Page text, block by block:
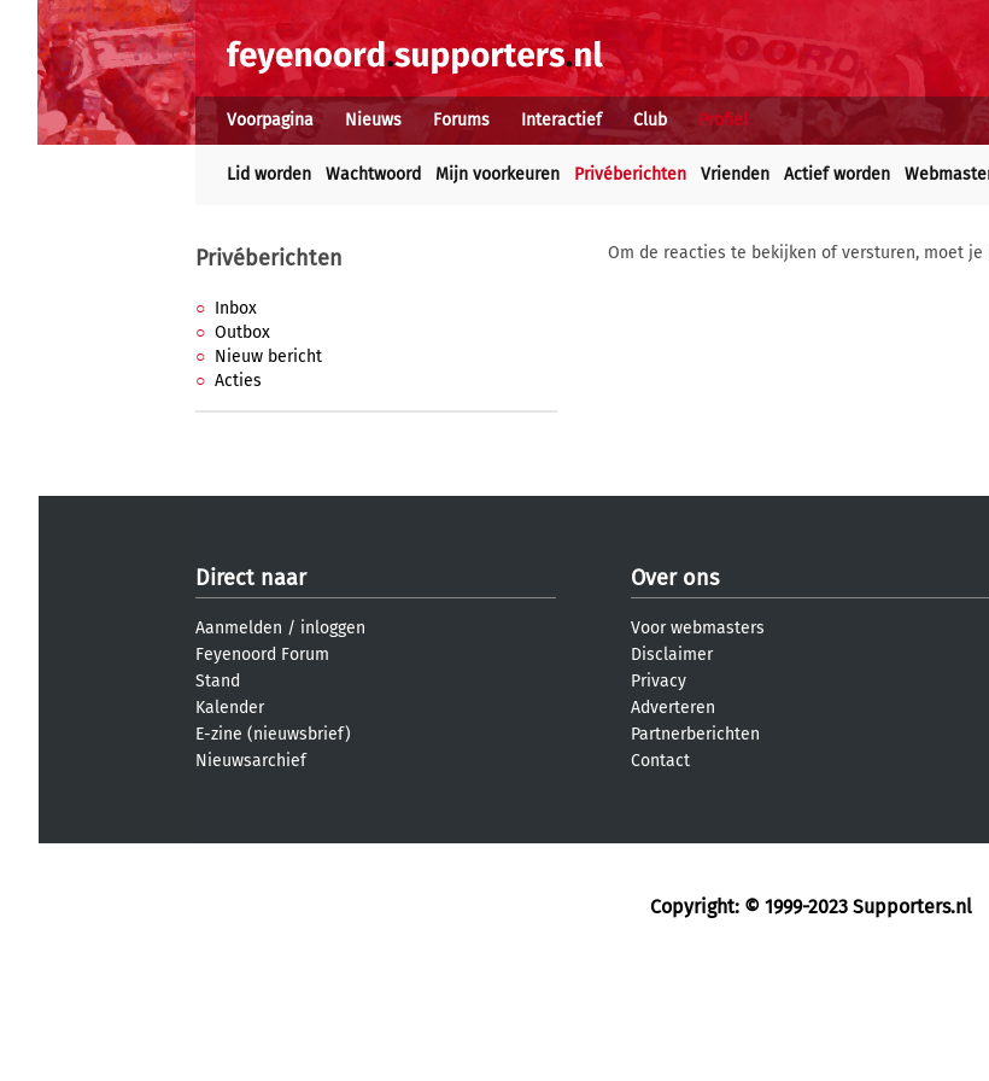
Voorpagina Nieuws Forums Interactief Club Profiel
Lid worden Wachtwoord Mijn voorkeuren Privéberichten Vrienden Actief worden
Privéberichten
Inbox
Outbox
Nieuw bericht
Acties
Om de reacties te bekijken of versturen, moet
Direct naar
Aanmelden / inloggen
Feyenoord Forum
Stand
Kalender
E-zine (nieuwsbrief)
Nieuwsarchief
Over ons
Voor webmasters
Disclaimer
Privacy
Adverteren
Partnerberichten
Contact
Copyright: © 1999-2023 Supporters.nl